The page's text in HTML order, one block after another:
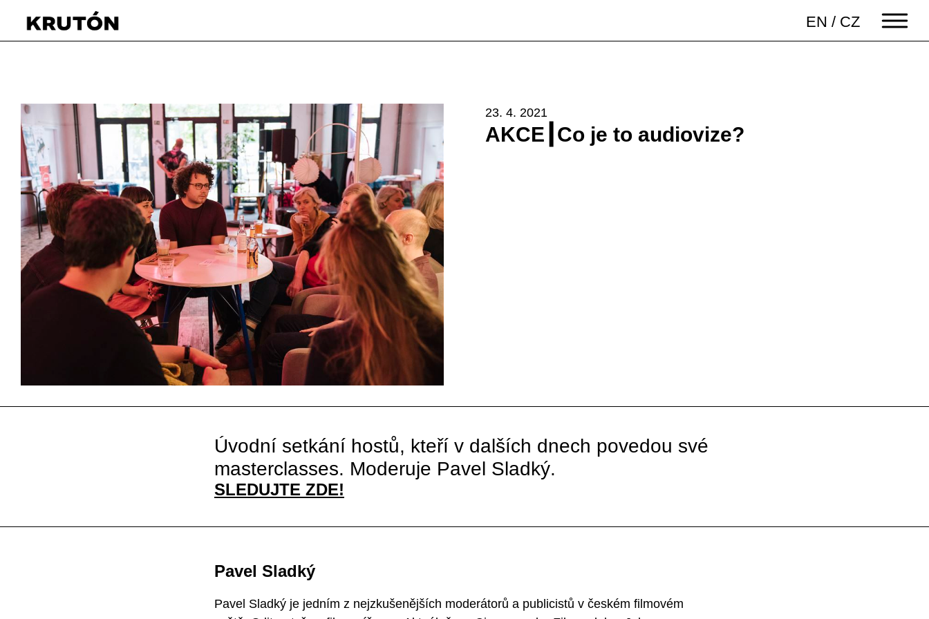
EN / CZ
23. 4. 2021
AKCE┃Co je to audiovize?
Úvodní setkání hostů, kteří v dalších dnech povedou své
masterclasses. Moderuje Pavel Sladký.
SLEDUJTE ZDE!
Pavel Sladký
Pavel Sladký je jedním z nejzkušenějších moderátorů a publicistů v českém filmovém